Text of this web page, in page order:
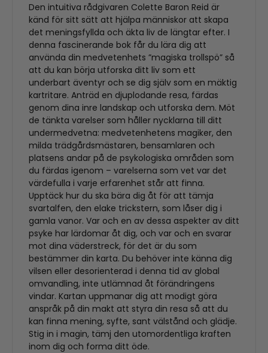
Den intuitiva rådgivaren Colette Baron Reid är
känd för sitt sätt att hjälpa människor att skapa
det meningsfyllda och äkta liv de längtar efter. I
denna fascinerande bok får du lära dig att
använda din medvetenhets ”magiska trollspö” så
att du kan börja utforska ditt liv som ett
underbart äventyr och se dig själv som en mäktig
kartritare. Anträd en djuplodande resa, färdas
genom dina inre landskap och utforska dem. Möt
de tänkta varelser som håller nycklarna till ditt
undermedvetna: medvetenhetens magiker, den
milda trädgårdsmästaren, bensamlaren och
platsens andar på de psykologiska områden som
du färdas igenom – varelserna som vet var det
värdefulla i varje erfarenhet står att finna.
Upptäck hur du ska bära dig åt för att tämja
svartalfen, den elake trickstern, som låser dig i
gamla vanor. Var och en av dessa aspekter av ditt
psyke har lärdomar åt dig, och var och en svarar
mot dina väderstreck, för det är du som
bestämmer din karta. Du behöver inte känna dig
vilsen eller desorienterad i denna tid av global
omvandling, inte utlämnad åt förändringens
vindar. Kartan uppmanar dig att modigt göra
anspråk på din makt att styra din resa så att du
kan finna mening, syfte, sant välstånd och glädje.
Stig in i magin, tämj den utomordentliga kraften
inom dig och forma ditt öde.